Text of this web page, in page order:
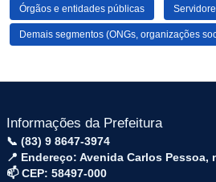
Órgãos e entidades públicas
Demais segmentos (ONGs, organizações
Informações da Prefeitura
📞 (83) 9 8647-3974
📍 Endereço: Avenida Carlos Pessoa,
📫 CEP: 58497-000